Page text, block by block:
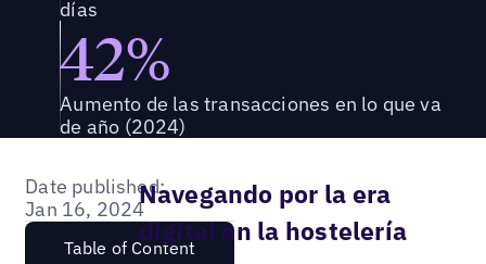
días
42%
Aumento de las transacciones en lo que va
de año (2024)
Date published:
Jan 16, 2024
Table of Content
Navegando por la era
digital en la hostelería